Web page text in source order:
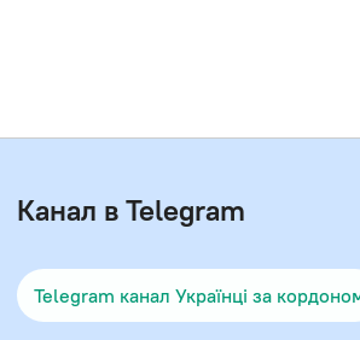
Канал в Telegram
Telegram канал Українці за